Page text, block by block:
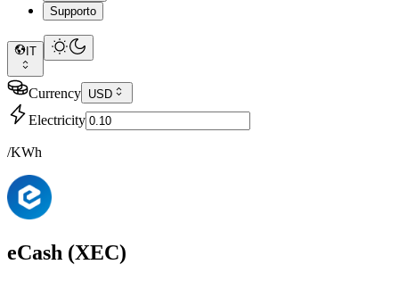
Supporto
IT
Currency USD
Electricity
/KWh
eCash (XEC)